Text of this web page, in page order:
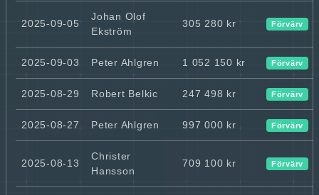
2025-09-05
Johan Olof
Ekström
305 280 kr Förvärv
2025-09-03 Peter Ahlgren 1 052 150 kr Förvärv
2025-08-29 Robert Belkic 247 498 kr Förvärv
2025-08-27 Peter Ahlgren 997 000 kr Förvärv
2025-08-13
Christer
Hansson
709 100 kr Förvärv